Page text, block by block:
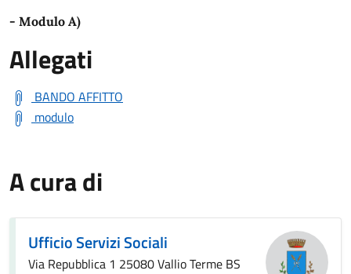
- Modulo A)
Allegati
BANDO AFFITTO
modulo
A cura di
Ufficio Servizi Sociali
Via Repubblica 1 25080 Vallio Terme BS